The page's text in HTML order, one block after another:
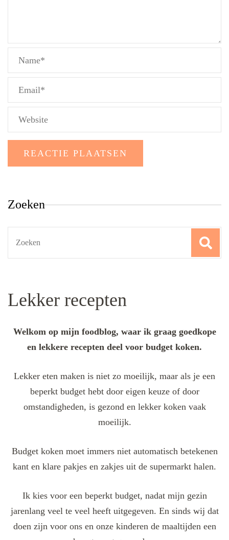
Zoeken
Lekker recepten
Welkom op mijn foodblog, waar ik graag goedkope
en lekkere recepten deel voor budget koken.
Lekker eten maken is niet zo moeilijk, maar als je een
beperkt budget hebt door eigen keuze of door
omstandigheden, is gezond en lekker koken vaak
moeilijk.
Budget koken moet immers niet automatisch betekenen
kant en klare pakjes en zakjes uit de supermarkt halen.
Ik kies voor een beperkt budget, nadat mijn gezin
jarenlang veel te veel heeft uitgegeven. En sinds wij dat
doen zijn voor ons en onze kinderen de maaltijden een